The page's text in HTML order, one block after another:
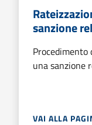
sanzione
Procedimento
una sanzione
VAI ALLA